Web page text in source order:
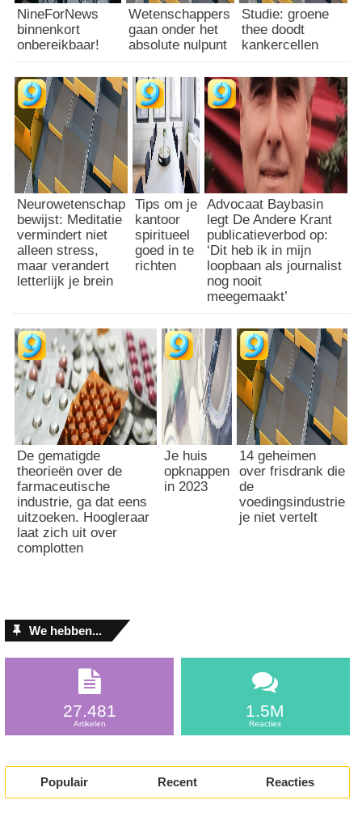
n
e
v
e
o
p
n
s
s
NineForNews
binnenkort
onbereikbaar!
Wetenschappers
gaan onder het
absolute nulpunt
Studie: groene
thee doodt
kankercellen
Neurowetenschap
bewijst: Meditatie
vermindert niet
alleen stress,
maar verandert
letterlijk je brein
Tips om je
kantoor
spiritueel
goed in te
richten
Advocaat Baybasin
legt De Andere Krant
publicatieverbod op:
‘Dit heb ik in mijn
loopbaan als journalist
nog nooit
meegemaakt’
De gematigde
theorieën over de
farmaceutische
industrie, ga dat eens
uitzoeken. Hoogleraar
laat zich uit over
complotten
Je huis
opknappen
in 2023
14 geheimen
over frisdrank die
de
voedingsindustrie
je niet vertelt
We hebben...
27.481
Artikelen
1.5M
Reacties
Populair Recent Reacties